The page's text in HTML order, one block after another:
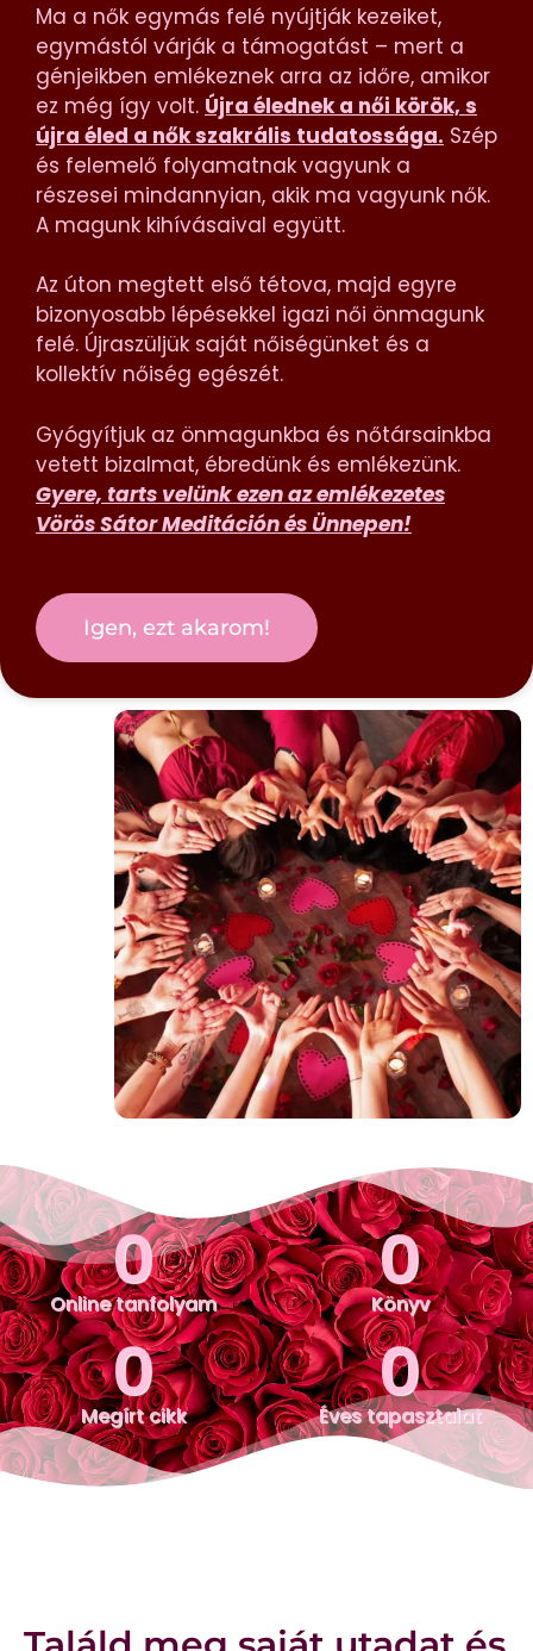
Ma a nők egymás felé nyújtják kezeiket,
egymástól várják a támogatást – mert a
génjeikben emlékeznek arra az időre, amikor
ez még így volt. Újra élednek a női körök, s
újra éled a nők szakrális tudatossága. Szép
és felemelő folyamatnak vagyunk a
részesei mindannyian, akik ma vagyunk nők.
A magunk kihívásaival együtt.
Az úton megtett első tétova, majd egyre
bizonyosabb lépésekkel igazi női önmagunk
felé. Újraszüljük saját nőiségünket és a
kollektív nőiség egészét.
Gyógyítjuk az önmagunkba és nőtársainkba
vetett bizalmat, ébredünk és emlékezünk.
Gyere, tarts velünk ezen az emlékezetes
Vörös Sátor Meditáción és Ünnepen!
Igen, ezt akarom!
Online tanfolyam
0 Könyv
0
Megírt cikk
0 Éves tapasztalat
0